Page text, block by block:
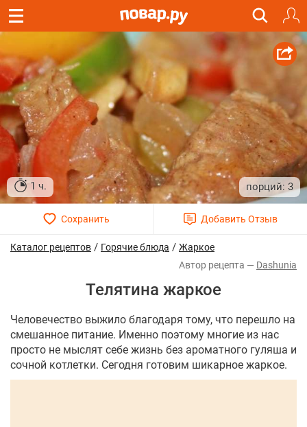
1 ч. 3
Каталог рецептов / Горячие блюда / Жаркое
Dashunia
Телятина жаркое
Человечество выжило благодаря тому, что перешло на
смешанное питание. Именно поэтому многие из нас
просто не мыслят себе жизнь без ароматного гуляша и
сочной котлетки. Сегодня готовим шикарное жаркое.